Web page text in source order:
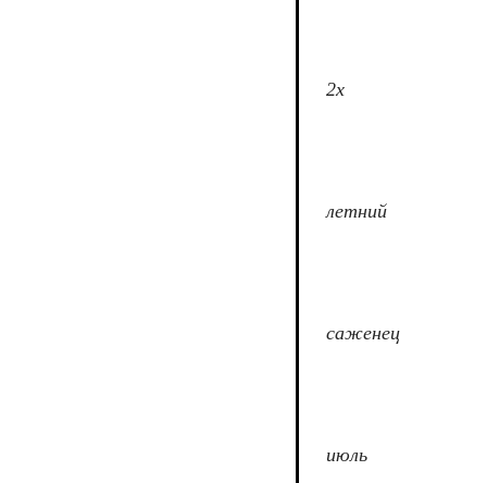
2х
летний
саженец
июль